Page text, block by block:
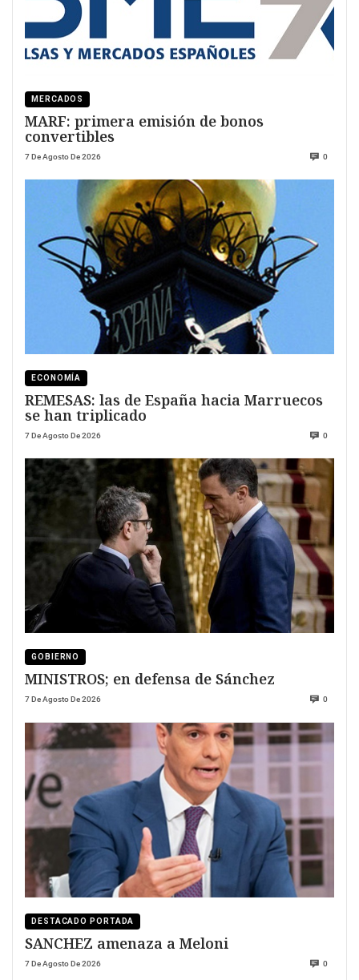
MERCADOS
MARF: primera emisión de bonos
convertibles
7 De Agosto De 2026 0
ECONOMÍA
REMESAS: las de España hacia Marruecos
se han triplicado
7 De Agosto De 2026 0
GOBIERNO
MINISTROS; en defensa de Sánchez
7 De Agosto De 2026 0
DESTACADO PORTADA
SANCHEZ amenaza a Meloni
7 De Agosto De 2026 0